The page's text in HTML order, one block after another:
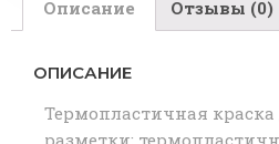
Описание Отзывы (0)
ОПИСАНИЕ
Термопластичная
разметки: